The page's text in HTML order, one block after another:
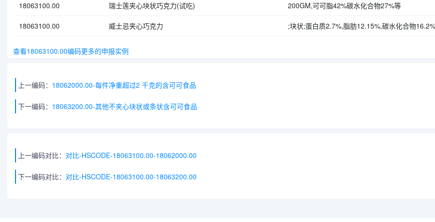
18063100.00 瑞士莲夹心块状巧克力(试吃) 200GM,可可脂42%碳水化合物27%等
18063100.00 威士忌夹心巧克力 ;块状;蛋白质2.7%,脂肪12.15%,碳水化合物
查看18063100.00编码更多的申报实例
上一编码： 18062000.00-每件净重超过2 千克的含可可食品
下一编码： 18063200.00-其他不夹心块状或条状含可可食品
上一编码对比： 对比-HSCODE-18063100.00-18062000.00
下一编码对比： 对比-HSCODE-18063100.00-18063200.00